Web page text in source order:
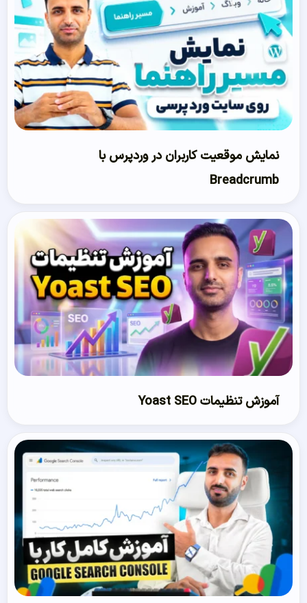
نمایش موقعیت کاربران در وردپرس با
Breadcrumb
آموزش تنظیمات Yoast SEO